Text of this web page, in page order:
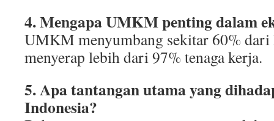
4. Mengapa UMKM penting dalam
UMKM menyumbang sekitar 60% dari
menyerap lebih dari 97% tenaga kerja.
5. Apa tantangan utama yang
Indonesia?